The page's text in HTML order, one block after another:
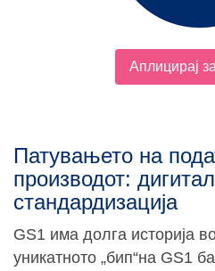
Аплицирај
Патувањето на
производот:
стандардизација
GS1 има долга историја
уникатното „бип“на GS1